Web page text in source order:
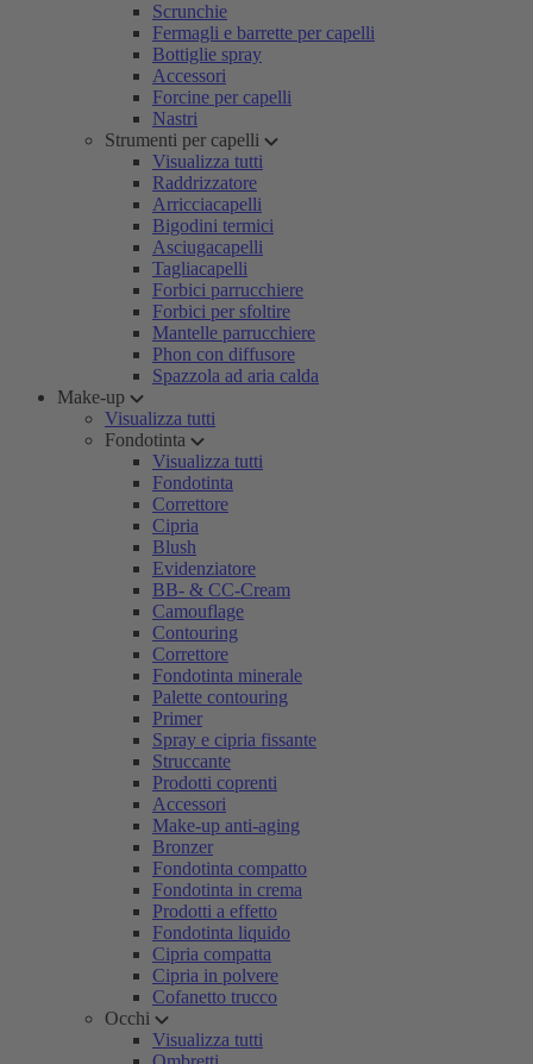
Scrunchie
Fermagli e barrette per capelli
Bottiglie spray
Accessori
Forcine per capelli
Nastri
Strumenti per capelli
Visualizza tutti
Raddrizzatore
Arricciacapelli
Bigodini termici
Asciugacapelli
Tagliacapelli
Forbici parrucchiere
Forbici per sfoltire
Mantelle parrucchiere
Phon con diffusore
Spazzola ad aria calda
Make-up
Visualizza tutti
Fondotinta
Visualizza tutti
Fondotinta
Correttore
Cipria
Blush
Evidenziatore
BB- & CC-Cream
Camouflage
Contouring
Correttore
Fondotinta minerale
Palette contouring
Primer
Spray e cipria fissante
Struccante
Prodotti coprenti
Accessori
Make-up anti-aging
Bronzer
Fondotinta compatto
Fondotinta in crema
Prodotti a effetto
Fondotinta liquido
Cipria compatta
Cipria in polvere
Cofanetto trucco
Occhi
Visualizza tutti